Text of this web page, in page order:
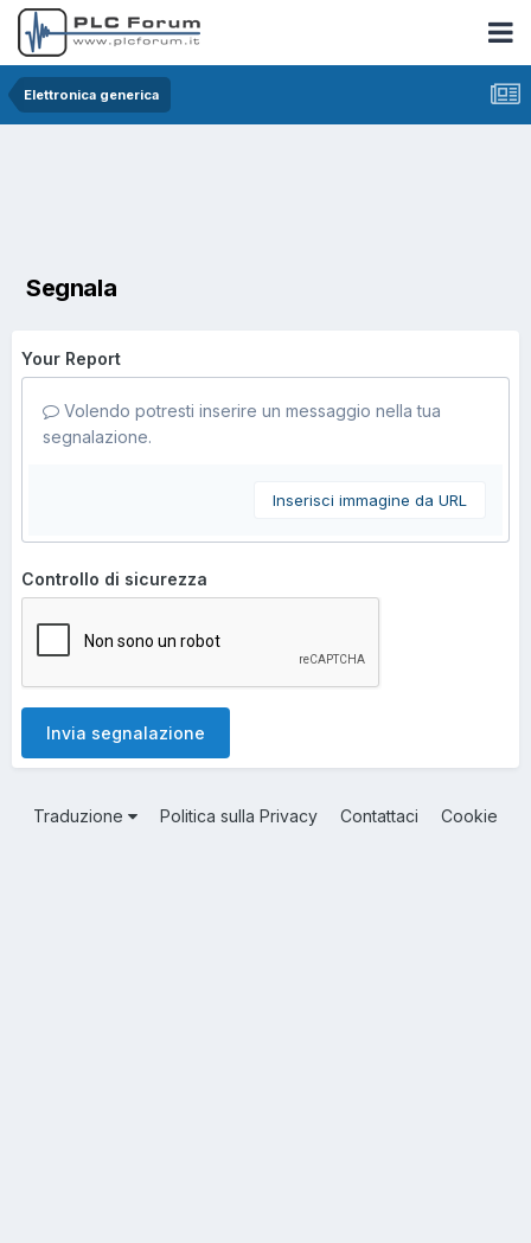
Elettronica generica
Segnala
Your Report
Volendo potresti inserire un messaggio nella tua
segnalazione.
Inserisci immagine da URL
Controllo di sicurezza
Invia segnalazione
Traduzione Politica sulla Privacy Contattaci Cookie